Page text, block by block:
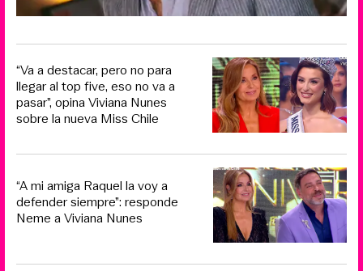
“Va a destacar, pero no para
llegar al top five, eso no va a
pasar”, opina Viviana Nunes
sobre la nueva Miss Chile
“A mi amiga Raquel la voy a
defender siempre”: responde
Neme a Viviana Nunes